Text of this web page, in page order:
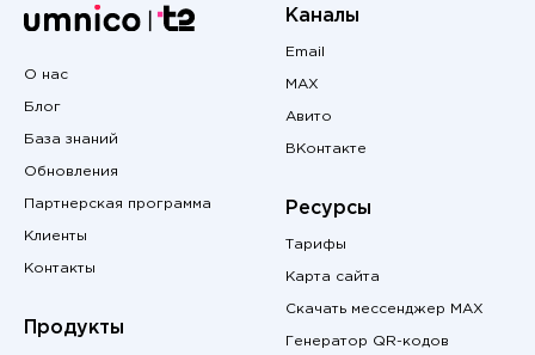
О нас
Блог
База знаний
Обновления
Партнерская программа
Клиенты
Контакты
Продукты
Каналы
Email
MAX
Авито
ВКонтакте
Ресурсы
Тарифы
Карта сайта
Скачать мессенджер MAX
Генератор QR-кодов